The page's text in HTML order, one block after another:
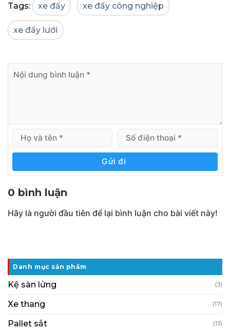
Tags: xe đẩy xe đẩy công nghiệp
xe đẩy lưới
Gửi đi
0 bình luận
Hãy là người đầu tiên để lại bình luận cho bài viết này!
Danh mục sản phẩm
Kệ sàn lửng (3)
Xe thang (17)
Pallet sắt (13)